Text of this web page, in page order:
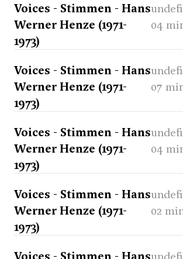
Voices - Stimmen - Hans
Werner Henze (1971-
1973)
04
Voices - Stimmen - Hans
Werner Henze (1971-
1973)
07
Voices - Stimmen - Hans
Werner Henze (1971-
1973)
04
Voices - Stimmen - Hans
Werner Henze (1971-
1973)
02